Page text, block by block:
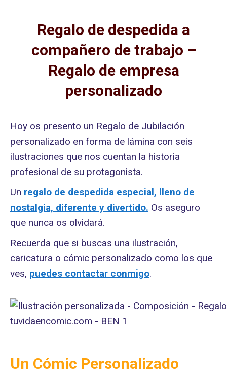
Regalo de despedida a
compañero de trabajo –
Regalo de empresa
personalizado
Hoy os presento un Regalo de Jubilación
personalizado en forma de lámina con seis
ilustraciones que nos cuentan la historia
profesional de su protagonista.
Un regalo de despedida especial, lleno de
nostalgia, diferente y divertido. Os aseguro
que nunca os olvidará.
Recuerda que si buscas una ilustración,
caricatura o cómic personalizado como los que
ves, puedes contactar conmigo.
Un Cómic Personalizado